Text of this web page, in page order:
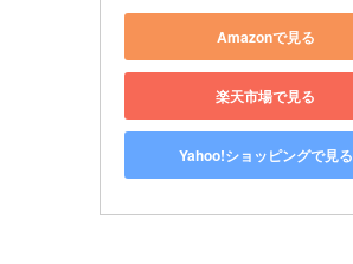
Amazonで見る
楽天市場で見る
Yahoo!ショッピングで見る